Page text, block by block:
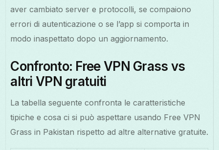
aver cambiato server e protocolli, se compaiono
errori di autenticazione o se l’app si comporta in
modo inaspettato dopo un aggiornamento.
Confronto: Free VPN Grass vs
altri VPN gratuiti
La tabella seguente confronta le caratteristiche
tipiche e cosa ci si può aspettare usando Free VPN
Grass in Pakistan rispetto ad altre alternative gratuite.